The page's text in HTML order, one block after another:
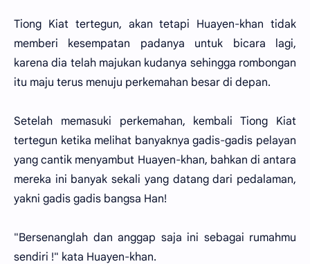
Tiong Kiat tertegun, akan tetapi Huayen-khan tidak
memberi kesempatan padanya untuk bicara lagi,
karena dia telah majukan kudanya sehingga rombongan
itu maju terus menuju perkemahan besar di depan.
Setelah memasuki perkemahan, kembali Tiong Kiat
tertegun ketika melihat banyaknya gadis-gadis pelayan
yang cantik menyambut Huayen-khan, bahkan di antara
mereka ini banyak sekali yang datang dari pedalaman,
yakni gadis gadis bangsa Han!
"Bersenanglah dan anggap saja ini sebagai rumahmu
sendiri !" kata Huayen-khan.